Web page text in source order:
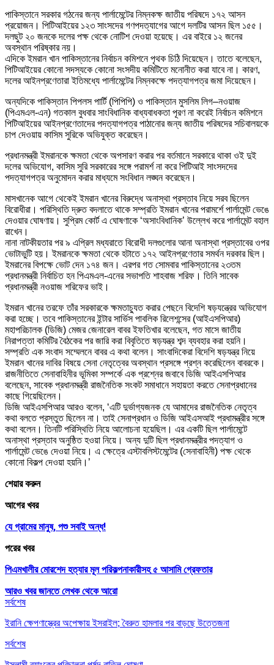
পাকিস্তানে সরকার গঠনের জন্য পার্লামেন্টের নিম্নকক্ষ জাতীয় পরিষদে ১৭২ আসন
প্রয়োজন। পিটিআইয়ের ১২৩ সাংসদের গণপদত্যাগের আগে দলটির আসন ছিল ১৫৫।
দলছুট ২০ জনকে দলের পক্ষ থেকে নোটিশ দেওয়া হয়েছে। এর বাইরে ১২ জনের
অবস্থান পরিষ্কার নয়।
এদিকে ইমরান খান পাকিস্তানের নির্বাচন কমিশনে পৃথক চিঠি দিয়েছেন। তাতে বলেছেন,
পিটিআইয়ের কোনো সদস্যকে কোনো সংসদীয় কমিটিতে মনোনীত করা যাবে না। কারণ,
দলের আইনপ্রণেতারা ইতিমধ্যে পার্লামেন্টের নিম্নকক্ষে পদত্যাগপত্র জমা দিয়েছেন।
অন্যদিকে পাকিস্তান পিপলস পার্টি (পিপিপি) ও পাকিস্তান মুসলিম লিগ–নওয়াজ
(পিএমএল-এন) গতকাল বুধবার সাংবিধানিক বাধ্যবাধকতা পূরণ না করেই নির্বাচন কমিশনে
পিটিআইয়ের আইনপ্রণেতাদের পদত্যাগপত্র পাঠানোর জন্য জাতীয় পরিষদের সচিবালয়কে
চাপ দেওয়ায় কাসিম সুরিকে অভিযুক্ত করেছেন।
প্রধানমন্ত্রী ইমরানকে ক্ষমতা থেকে অপসারণ করার পর বর্তমানে সরকারে থাকা ওই দুই
দলের অভিযোগ, কাসিম সুরি সরকারের সঙ্গে পরামর্শ না করে পিটিআই সাংসদদের
পদত্যাগপত্র অনুমোদন করার মাধ্যমে সংবিধান লঙ্ঘন করেছেন।
মাসখানেক আগে থেকেই ইমরান খানের বিরুদ্ধে অনাস্থা প্রস্তাব নিয়ে সরব ছিলেন
বিরোধীরা। পরিস্থিতি দ্রুত বদলাতে থাকে সম্প্রতি ইমরান খানের পরামর্শে পার্লামেন্ট ভেঙে
দেওয়ার ঘোষণায়। সুপ্রিম কোর্ট এ ঘোষণাকে ‘অসাংবিধানিক’ উল্লেখ করে পার্লামেন্ট বহাল
রাখেন।
নানা নাটকীয়তার পর ৯ এপ্রিল মধ্যরাতে বিরোধী দলগুলোর আনা অনাস্থা প্রস্তাবের ওপর
ভোটাভুটি হয়। ইমরানকে ক্ষমতা থেকে হটাতে ১৭২ আইনপ্রণেতার সমর্থন দরকার ছিল।
ইমরানের বিপক্ষে ভোট দেন ১৭৪ জন। এরপর গত সোমবার পাকিস্তানের ২৩তম
প্রধানমন্ত্রী নির্বাচিত হন পিএমএল-এনের সভাপতি শাহবাজ শরিফ। তিনি সাবেক
প্রধানমন্ত্রী নওয়াজ শরিফের ভাই।
ইমরান খানের তরফে তাঁর সরকারকে ক্ষমতাচ্যুত করার পেছনে বিদেশি ষড়যন্ত্রের অভিযোগ
করা হচ্ছে। তবে পাকিস্তানের ইন্টার সার্ভিস পাবলিক রিলেশন্সের (আইএসপিআর)
মহাপরিচালক (ডিজি) মেজর জেনারেল বাবর ইফতিখার বলেছেন, গত মাসে জাতীয়
নিরাপত্তা কমিটির বৈঠকের পর জারি করা বিবৃতিতে ষড়যন্ত্র শব্দ ব্যবহার করা হয়নি।
সম্প্রতি এক সংবাদ সম্মেলনে বাবর এ কথা বলেন। সাংবাদিকেরা বিদেশি ষড়যন্ত্র নিয়ে
ইমরান খানের দাবির বিষয়ে সেনা নেতৃত্বের অবস্থান প্রসঙ্গে প্রশ্ন করেছিলেন বাবরকে।
রাজনীতিতে সেনাবাহিনীর ভূমিকা সম্পর্কে এক প্রশ্নের জবাবে ডিজি আইএসপিআর
বলেছেন, সাবেক প্রধানমন্ত্রী রাজনৈতিক সংকট সমাধানে সহায়তা করতে সেনাপ্রধানের
কাছে গিয়েছিলেন।
ডিজি আইএসপিআর আরও বলেন, ‘এটি দুর্ভাগ্যজনক যে আমাদের রাজনৈতিক নেতৃত্ব
কথা বলতে প্রস্তুত ছিলেন না। তাই সেনাপ্রধান ও ডিজি আইএসআই প্রধামন্ত্রীর সঙ্গে
কথা বলেন। তিনটি পরিস্থিতি নিয়ে আলোচনা হয়েছিল। এর একটি ছিল পার্লামেন্টে
অনাস্থা প্রস্তাব অনুষ্ঠিত হওয়া নিয়ে। অন্য দুটি ছিল প্রধানমন্ত্রীর পদত্যাগ ও
পার্লামেন্ট ভেঙে দেওয়া নিয়ে। এ ক্ষেত্রে এস্টাবলিস্টমেন্টের (সেনাবাহিনী) পক্ষ থেকে
কোনো বিকল্প দেওয়া হয়নি।’
শেয়ার করুন
আগের খবর
যে গ্রামের মানুষ, পশু সবাই অন্ধ!
পরের খবর
পিএমখালীর মোরশেদ হত্যার মূল পরিকল্পনাকারীসহ ৫ আসামি গ্রেফতার
আরও খবর জানতে লেখক থেকে আরো
সর্বশেষ
ইরানি ক্ষেপণাস্ত্রের অপেক্ষায় ইসরাইল; বৈরুত হামলার পর বাড়ছে উত্তেজনা
সর্বশেষ